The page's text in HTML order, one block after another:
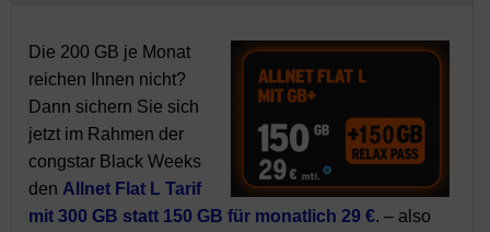
Die 200 GB je Monat
reichen Ihnen nicht?
Dann sichern Sie sich
jetzt im Rahmen der
congstar Black Weeks
den Allnet Flat L Tarif
mit 300 GB statt 150 GB für monatlich 29 €. – also